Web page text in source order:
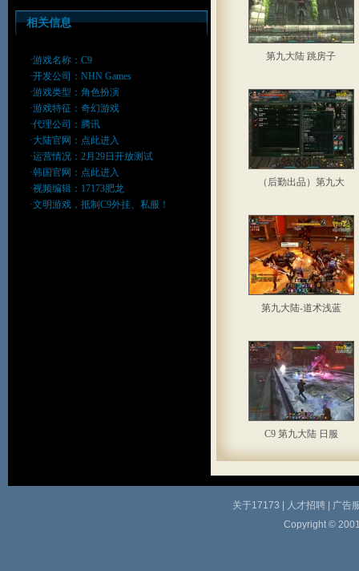
相关信息
·游戏名称：C9
·开发公司：NHN Games
·游戏类型：角色扮演
·游戏特征：奇幻游戏
·代理公司：腾讯
·大陆官网： 点此进入
·运营情况：2月29日开放测试
·韩国官网： 点此进入
·视频编辑：17173肥龙
·文明游戏，抵制C9外挂、私服！
第九大陆 跳房子
（后勤出品）第九大
第九大陆-道术浅蓝
C9 第九大陆 日服
关于17173 人才招聘|
广告
Copyright ©